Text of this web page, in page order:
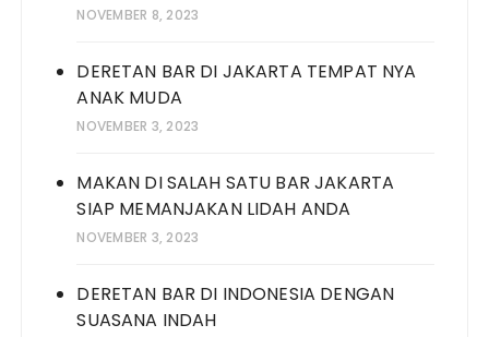
NOVEMBER 8, 2023
DERETAN BAR DI JAKARTA TEMPAT NYA
ANAK MUDA
NOVEMBER 3, 2023
MAKAN DI SALAH SATU BAR JAKARTA
SIAP MEMANJAKAN LIDAH ANDA
NOVEMBER 3, 2023
DERETAN BAR DI INDONESIA DENGAN
SUASANA INDAH